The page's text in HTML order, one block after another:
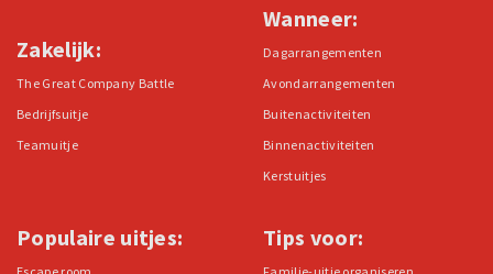
Zakelijk:
The Great Company Battle
Bedrijfsuitje
Teamuitje
Wanneer:
Dagarrangementen
Avondarrangementen
Buitenactiviteiten
Binnenactiviteiten
Kerstuitjes
Populaire uitjes: Tips voor: